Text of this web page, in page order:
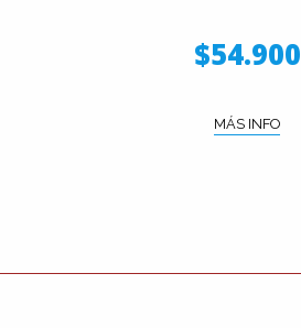
$54.900
MÁS INFO